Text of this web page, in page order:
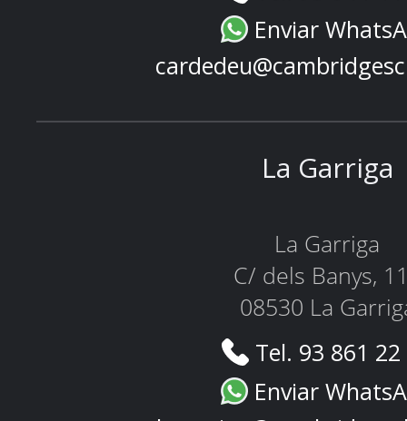
Enviar
La Garriga
La Garriga
C/ dels Banys,
08530 La
Tel. 93 861
Enviar